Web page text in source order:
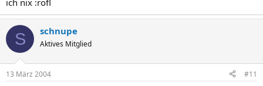
ich nix :rofl
S schnupe
Aktives Mitglied
13 März 2004 #11